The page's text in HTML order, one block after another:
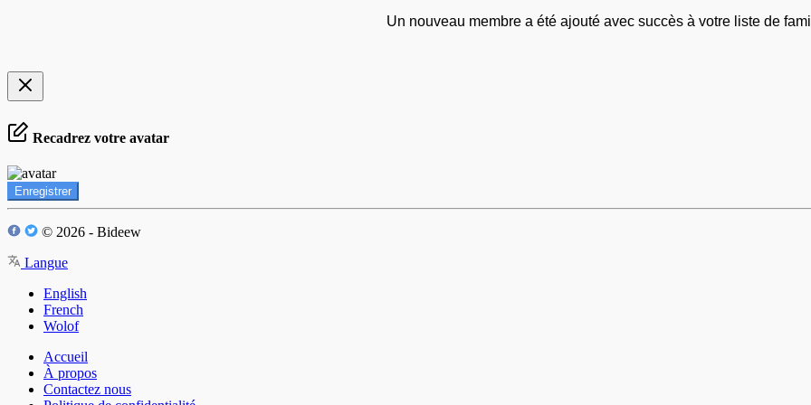
Un nouveau membre a été ajouté avec succès à votre liste de
Recadrez votre avatar
Enregistrer
© 2026 - Bideew
Langue
English
French
Wolof
Accueil
À propos
Contactez nous